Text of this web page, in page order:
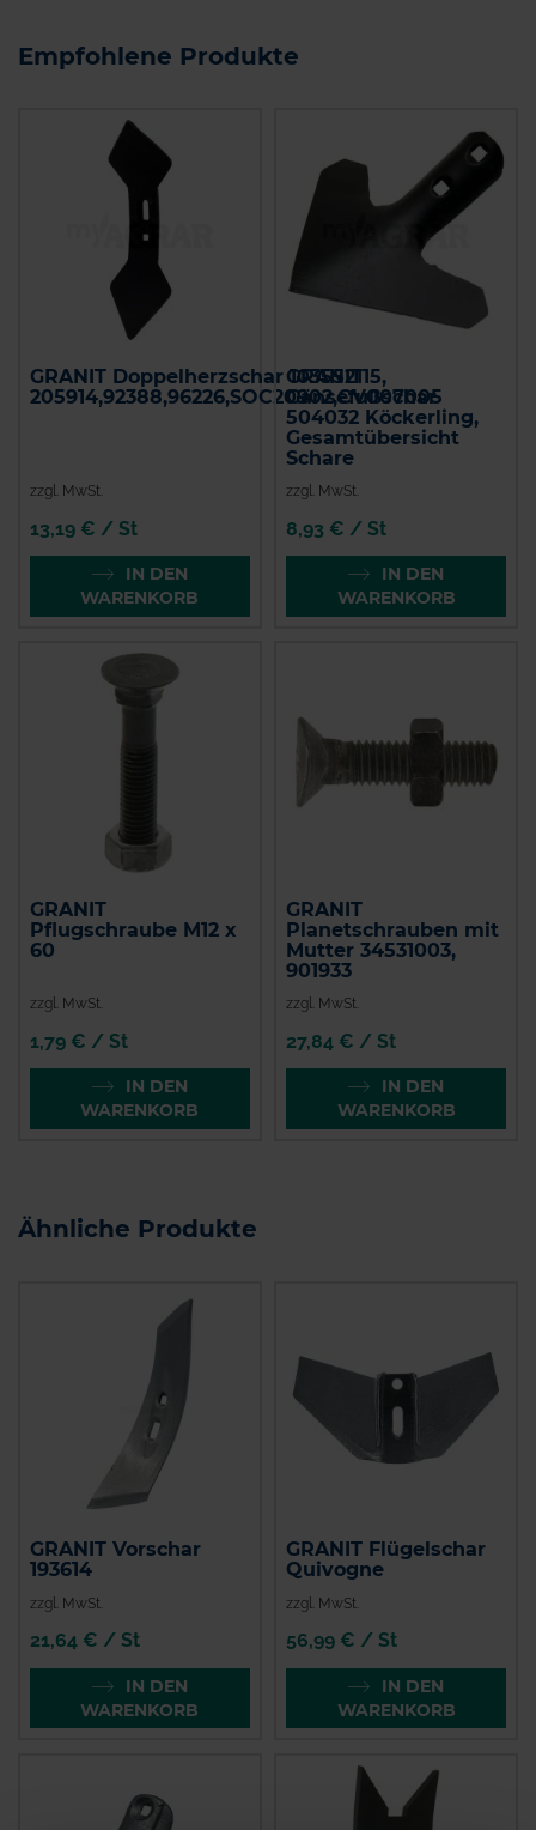
Empfohlene Produkte
GRANIT Doppelherzschar 103552115,
205914,92388,96226,SOC20902,CV007005
zzgl. MwSt.
13,19 € / St
IN DEN
WARENKORB
GRANIT
Gänsefußschar
504032 Köckerling,
Gesamtübersicht
Schare
zzgl. MwSt.
8,93 € / St
IN DEN
WARENKORB
GRANIT
Pflugschraube M12 x
60
zzgl. MwSt.
1,79 € / St
IN DEN
WARENKORB
GRANIT
Planetschrauben mit
Mutter 34531003,
901933
zzgl. MwSt.
27,84 € / St
IN DEN
WARENKORB
Ähnliche Produkte
GRANIT Vorschar
193614
zzgl. MwSt.
21,64 € / St
IN DEN
WARENKORB
GRANIT Flügelschar
Quivogne
zzgl. MwSt.
56,99 € / St
IN DEN
WARENKORB